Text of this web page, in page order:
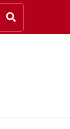
9/08/2026